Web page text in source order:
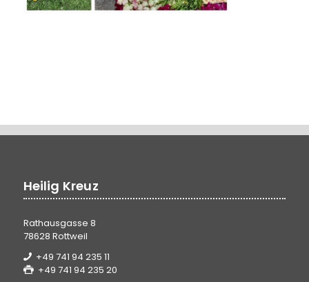
Heilig Kreuz
Rathausgasse 8
78628 Rottweil
+49 741 94 235 11
+49 741 94 235 20